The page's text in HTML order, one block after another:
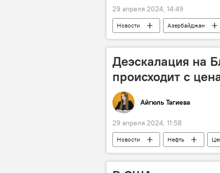
29 апреля 2024, 14:49
Новости Азербайджан
мирный житель
Деэскалация на
происходит с
Айгюль Тагиева
29 апреля 2024, 11:58
Новости Нефть
котировки
Ближний Восток